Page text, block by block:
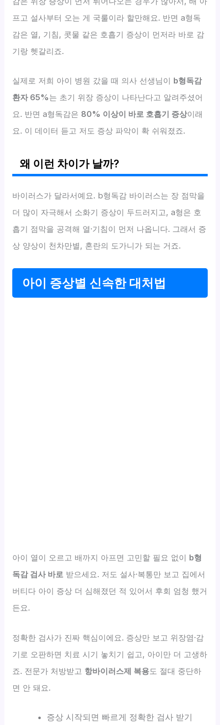
프고 설사부터 오는 게 국룰이라 할만해요. 반면 a형독
감은 열, 기침, 콧물 같은 호흡기 증상이 먼저라 바로 감
기랑 헷갈리죠.
실제로 저희 아이 병원 갔을 때 의사 선생님이 b형독감
환자 65%는 초기 위장 증상이 나타난다고 알려주셨어
요. 반면 a형독감은 80% 이상이 바로 호흡기 증상이래
요. 이 데이터 듣고 저도 증상 파악이 확 쉬워졌죠.
왜 이런 차이가 날까?
바이러스가 달라서예요. b형독감 바이러스는 장 점막을
더 많이 자극해서 소화기 증상이 두드러지고, a형은 호
흡기 점막을 공격해 열·기침이 먼저 나옵니다. 그래서 증
상 양상이 천차만별, 혼란의 도가니가 되는 거죠.
아이 증상별 신속한 대처법
아이 열이 오르고 배까지 아프면 고민할 필요 없이 b형
독감 검사 바로 받으세요. 저도 설사·복통만 보고 집에서
버티다 아이 증상 더 심해졌던 적 있어서 후회 엄청 했거
든요.
정확한 검사가 진짜 핵심이에요. 증상만 보고 위장염·감
기로 오판하면 치료 시기 놓치기 쉽고, 아이만 더 고생하
죠. 전문가 처방받고 항바이러스제 복용도 절대 중단하
면 안 돼요.
증상 시작되면 빠르게 정확한 검사 받기